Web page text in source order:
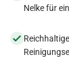
Nelke für